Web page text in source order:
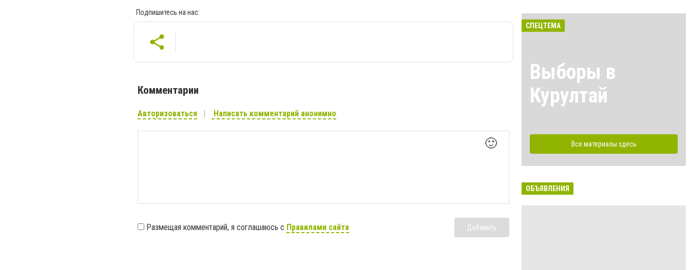
Подпишитесь на нас:
Комментарии
Авторизоваться Написать комментарий анонимно
🙂
Размещая комментарий, я соглашаюсь с Правилами сайта Добавить
СПЕЦТЕМА
Выборы в
Курултай
Все материалы здесь
ОБЪЯВЛЕНИЯ